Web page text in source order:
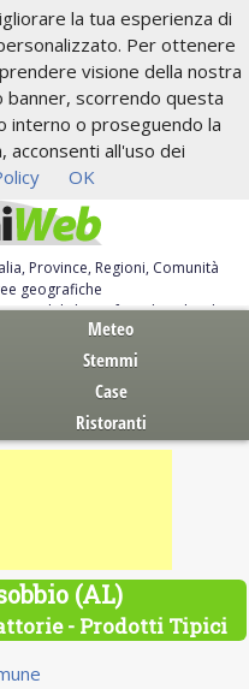
la tua esperienza di
Per ottenere
visione della nostra
banner, scorrendo questa
interno o proseguendo la
acconsenti all'uso dei
OK
Province, Regioni, Comunità
geografiche
moduli, leggi, free download
Meteo
Stemmi
Case
Ristoranti
(AL)
- Prodotti Tipici